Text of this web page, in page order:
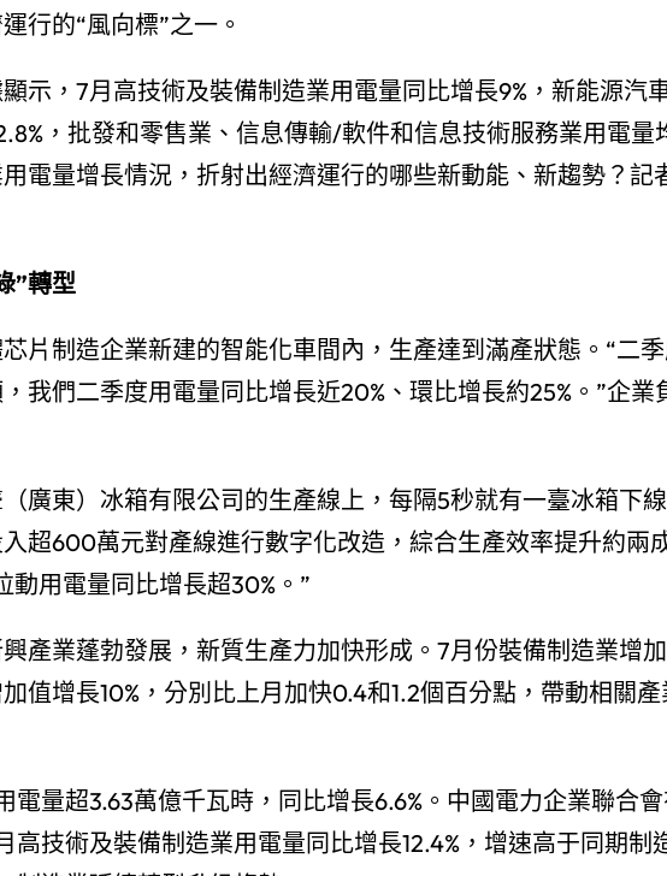
行的“風向標”之一。
示，7月高技術及裝備制造業用電量同比增長9%，新能源汽
，批發和零售業、信息傳輸/軟件和信息技術服務業用電量
電量增長情況，折射出經濟運行的哪些新動能、新趨勢？記
”轉型
片制造企業新建的智能化車間內，生產達到滿產狀態。“二
我們二季度用電量同比增長近20%、環比增長約25%。”企業
廣東）冰箱有限公司的生產線上，每隔5秒就有一臺冰箱下線
超600萬元對產線進行數字化改造，綜合生產效率提升約兩
動用電量同比增長超30%。”
產業蓬勃發展，新質生產力加快形成。7月份裝備制造業增
值增長10%，分別比上月加快0.4和1.2個百分點，帶動相關產
電量超3.63萬億千瓦時，同比增長6.6%。中國電力企業聯合
高技術及裝備制造業用電量同比增長12.4%，增速高于同期制